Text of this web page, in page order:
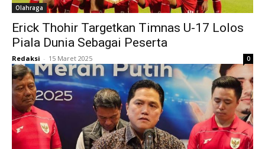
Olahraga
Erick Thohir Targetkan Timnas U-17 Lolos
Piala Dunia Sebagai Peserta
Redaksi - 15 Maret 2025 0